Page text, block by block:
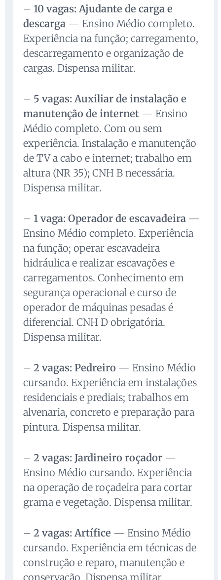
– 10 vagas: Ajudante de carga e
descarga — Ensino Médio completo.
Experiência na função; carregamento,
descarregamento e organização de
cargas. Dispensa militar.
– 5 vagas: Auxiliar de instalação e
manutenção de internet — Ensino
Médio completo. Com ou sem
experiência. Instalação e manutenção
de TV a cabo e internet; trabalho em
altura (NR 35); CNH B necessária.
Dispensa militar.
– 1 vaga: Operador de escavadeira —
Ensino Médio completo. Experiência
na função; operar escavadeira
hidráulica e realizar escavações e
carregamentos. Conhecimento em
segurança operacional e curso de
operador de máquinas pesadas é
diferencial. CNH D obrigatória.
Dispensa militar.
– 2 vagas: Pedreiro — Ensino Médio
cursando. Experiência em instalações
residenciais e prediais; trabalhos em
alvenaria, concreto e preparação para
pintura. Dispensa militar.
– 2 vagas: Jardineiro roçador —
Ensino Médio cursando. Experiência
na operação de roçadeira para cortar
grama e vegetação. Dispensa militar.
– 2 vagas: Artífice — Ensino Médio
cursando. Experiência em técnicas de
construção e reparo, manutenção e
conservação. Dispensa militar.